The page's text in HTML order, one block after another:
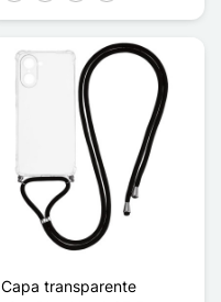
Capa transparente